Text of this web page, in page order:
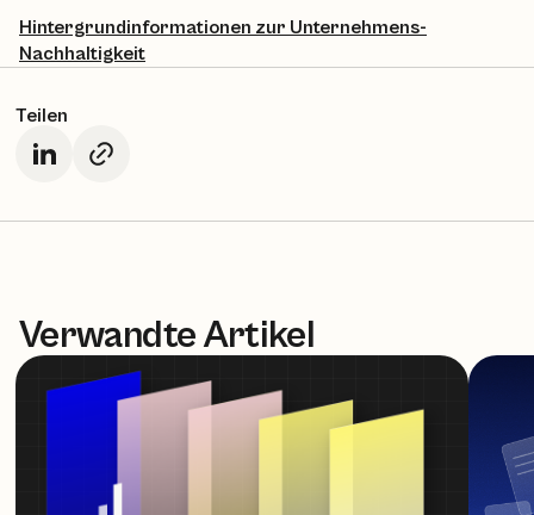
Teilen
Hintergrundinformationen zur Unternehmens-
Nachhaltigkeit
Verwandte Artikel